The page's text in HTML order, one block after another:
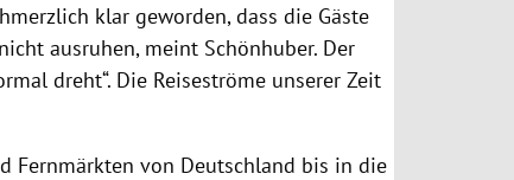
klar geworden, dass die Gäste
ausruhen, meint Schönhuber. Der
dreht“. Die Reiseströme unserer Zeit
Fernmärkten von Deutschland bis in die